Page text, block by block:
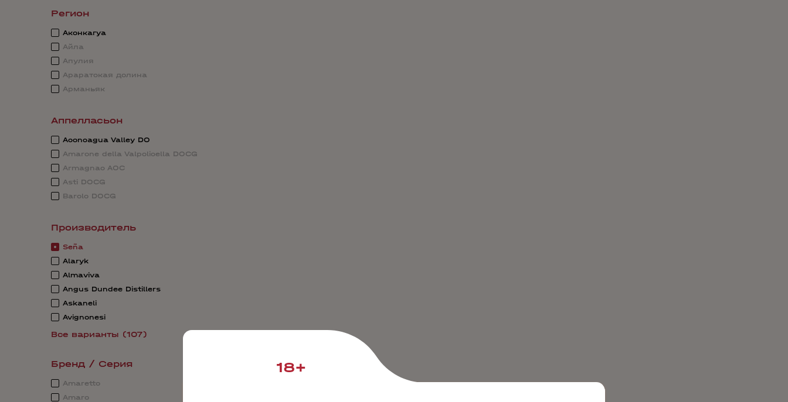
Регион
Аконкагуа
Айла
Апулия
Араратская долина
Арманьяк
Аппелласьон
Aconcagua Valley DO
Amarone della Valpolicella DOCG
Armagnac AOC
Asti DOCG
Barolo DOCG
Производитель
Seña
Alaryk
Almaviva
Angus Dundee Distillers
Askaneli
Avignonesi
Все варианты (107)
Бренд / Серия
Amaretto
Amaro
18+